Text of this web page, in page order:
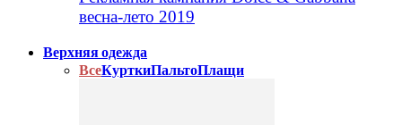
весна-лето 2019
Верхняя одежда
ВсеКурткиПальтоПлащи